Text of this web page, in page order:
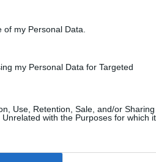
my Personal Data.
my Personal Data for Targeted
Use, Retention, Sale, and/or Sharing
with the Purposes for which it
trys klasikinės muzikos
violončelininkas
virtuozas S.Rusevas bei
violončelininku A.